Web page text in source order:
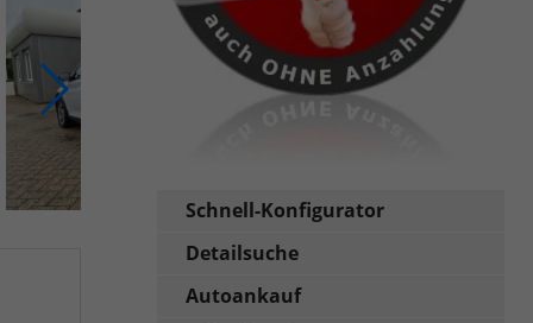
Schnell-Konfigurator
Detailsuche
Autoankauf